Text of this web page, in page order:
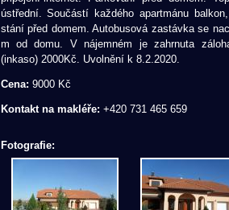
ústřední. Součástí každého apartmánu
stání před domem. Autobusová zastávka se
m od domu. V nájemném je zahrnuta
(inkaso) 2000Kč. Uvolnění k 8.2.2020.
Cena: 9000 Kč
Kontakt na makléře: +420 731 465 659
Fotografie: